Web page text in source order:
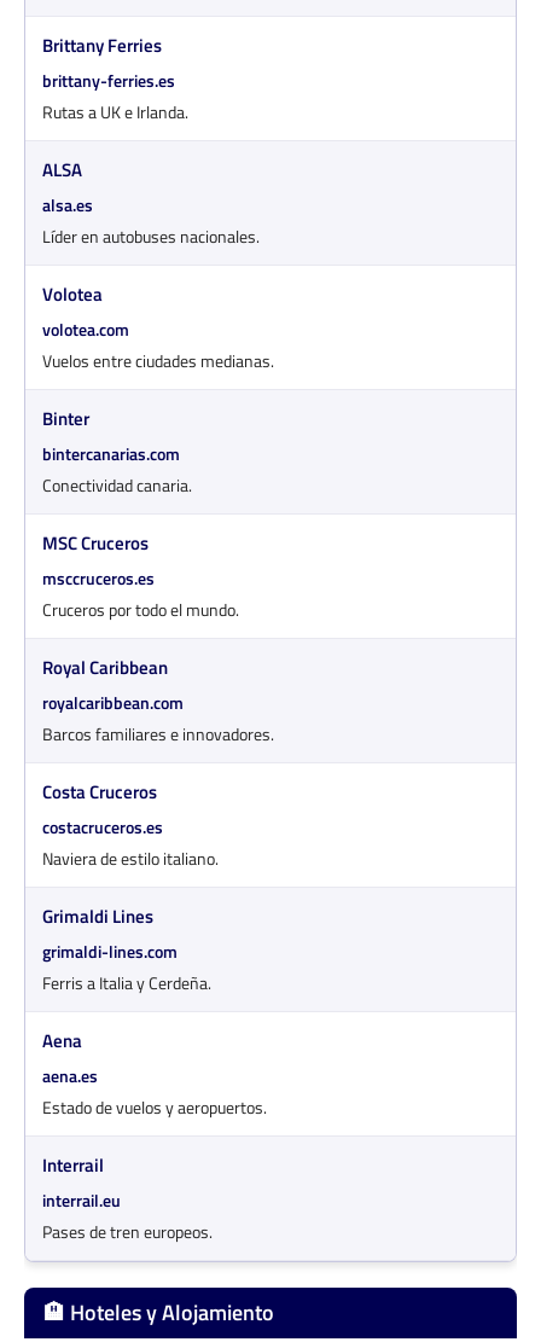
Brittany Ferries
brittany-ferries.es
Rutas a UK e Irlanda.
ALSA
alsa.es
Líder en autobuses nacionales.
Volotea
volotea.com
Vuelos entre ciudades medianas.
Binter
bintercanarias.com
Conectividad canaria.
MSC Cruceros
msccruceros.es
Cruceros por todo el mundo.
Royal Caribbean
royalcaribbean.com
Barcos familiares e innovadores.
Costa Cruceros
costacruceros.es
Naviera de estilo italiano.
Grimaldi Lines
grimaldi-lines.com
Ferris a Italia y Cerdeña.
Aena
aena.es
Estado de vuelos y aeropuertos.
Interrail
interrail.eu
Pases de tren europeos.
🏨 Hoteles y Alojamiento